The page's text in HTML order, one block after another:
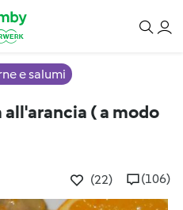
e salumi
( a modo
(22) (106)